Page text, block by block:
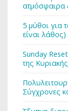
ατμόσφαιρα
5 μύθοι για
είναι λάθος)
Sunday
της
Σύγχρονες